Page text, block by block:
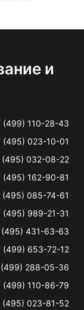
и
(499) 110-28-43
(495) 023-10-01
(495) 032-08-22
(495) 162-90-81
(495) 085-74-61
(495) 989-21-31
(495) 431-63-63
(499) 653-72-12
(499) 288-05-36
(499) 110-86-79
(495) 023-81-52